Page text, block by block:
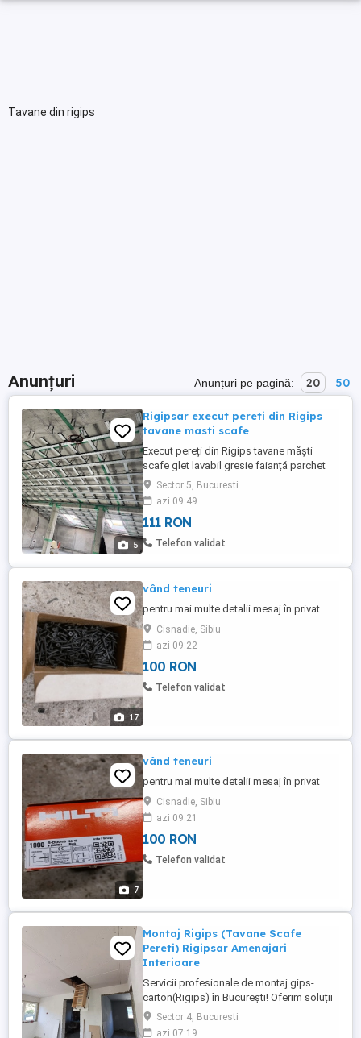
Tavane din rigips
Anunțuri Anunțuri pe pagină: 20 50
5
Rigipsar execut pereti din Rigips
tavane masti scafe
Execut pereți din Rigips tavane măști
scafe glet lavabil gresie faianță parchet
montat uși Disponibil
Sector 5, Bucuresti
azi 09:49
111 RON
Telefon validat
17
vând teneuri
pentru mai multe detalii mesaj în privat
Cisnadie, Sibiu
azi 09:22
100 RON
Telefon validat
7
vând teneuri
pentru mai multe detalii mesaj în privat
Cisnadie, Sibiu
azi 09:21
100 RON
Telefon validat
Montaj Rigips (Tavane Scafe
Pereti) Rigipsar Amenajari
Interioare
Servicii profesionale de montaj gips-
carton(Rigips) în București! Oferim soluții
personalizate, pentru orice proiect, fie că
este vorba de renovări rezidențiale sau
Sector 4, Bucuresti
azi 07:19